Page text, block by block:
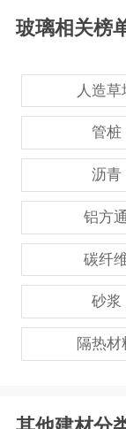
玻璃相关榜
人造草
管桩
沥青
铝方通
碳纤
砂浆
隔热材